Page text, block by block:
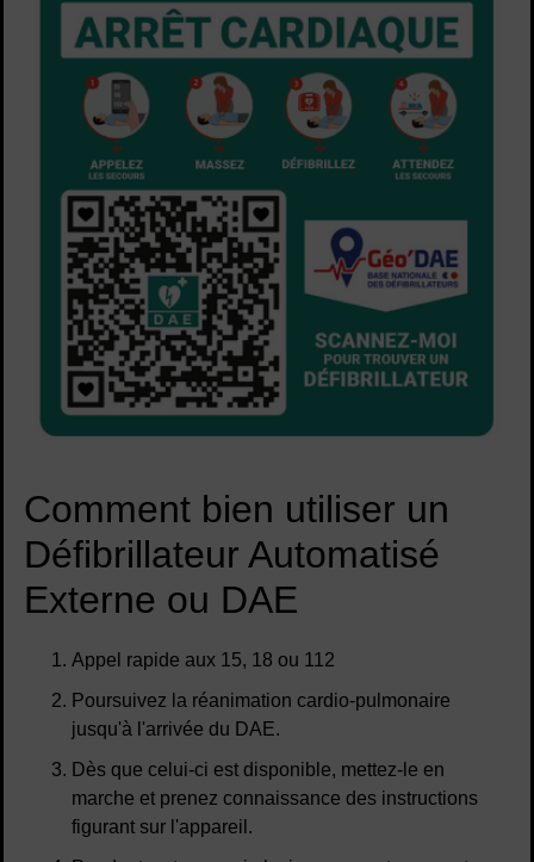
Comment bien utiliser un
Défibrillateur Automatisé
Externe ou DAE
Appel rapide aux 15, 18 ou 112
Poursuivez la réanimation cardio-pulmonaire
jusqu'à l'arrivée du DAE.
Dès que celui-ci est disponible, mettez-le en
marche et prenez connaissance des instructions
figurant sur l'appareil.